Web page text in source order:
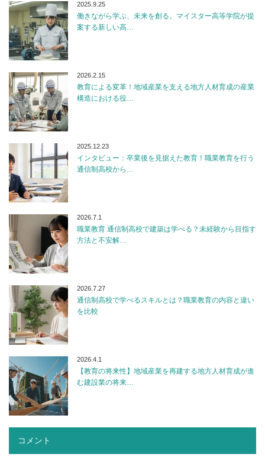
2025.9.25
働きながら学ぶ、未来を創る。マイスター高等学院が提
案する新しい高…
2026.2.15
教育による変革！地域産業を支える地方人材育成の産業
構造における役…
2025.12.23
インタビュー：卒業後を見据えた教育！職業教育を行う
通信制高校から…
2026.7.1
職業教育 通信制高校で建築は学べる？未経験から目指す
方法と不安解…
2026.7.27
通信制高校で学べるスキルとは？職業教育の内容と違い
を比較
2026.4.1
【教育の将来性】地域産業を再建する地方人材育成が進
む建設業の将来…
コメント